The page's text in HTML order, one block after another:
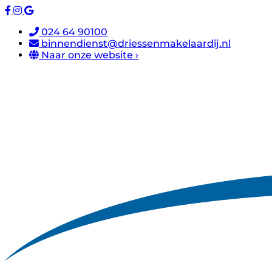
024 64 90100
binnendienst@driessenmakelaardij.nl
Naar onze website ›